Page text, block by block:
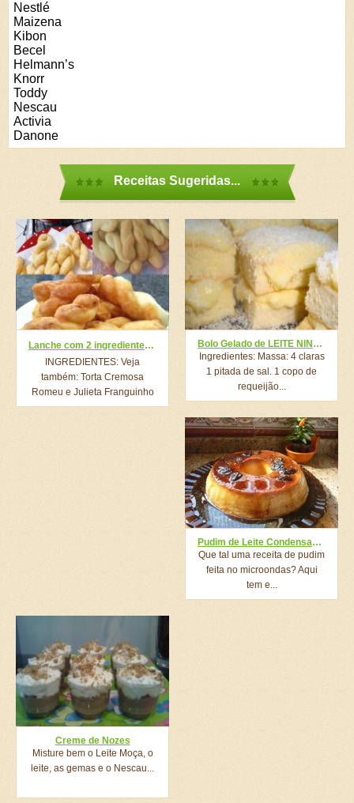
Nestlé
Maizena
Kibon
Becel
Helmann’s
Knorr
Toddy
Nescau
Activia
Danone
Receitas Sugeridas...
Lanche com 2 ingredientes, SEM ovos e sem leite👌 para comer com café é uma delícia!
INGREDIENTES: Veja
também: Torta Cremosa
Romeu e Julieta Franguinho
Crocante Mais Fácil...
Bolo Gelado de LEITE NINHO
Ingredientes: Massa: 4 claras
1 pitada de sal. 1 copo de
requeijão...
Pudim de Leite Condensado de Microondas
Que tal uma receita de pudim
feita no microondas? Aqui
tem e...
Creme de Nozes
Misture bem o Leite Moça, o
leite, as gemas e o Nescau...